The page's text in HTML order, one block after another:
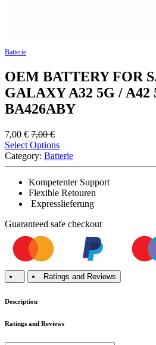
Batterie
OEM BATTERY FOR
GALAXY A32 5G / A42
BA426ABY
7,00 € 7,00€
Select Options
Category: Batterie
Kompetenter Support
Flexible Retouren
Expresslieferung
Guaranteed safe checkout
Ratings and Reviews
Description
Ratings and Reviews